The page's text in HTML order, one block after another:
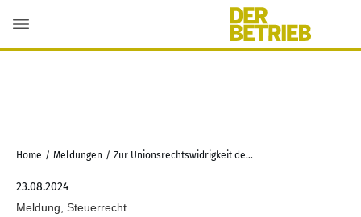
Home / Meldungen / Zur Unionsrechtswidrigkeit der Besteuerung ausländischer Investmentfonds
23.08.2024
Meldung, Steuerrecht